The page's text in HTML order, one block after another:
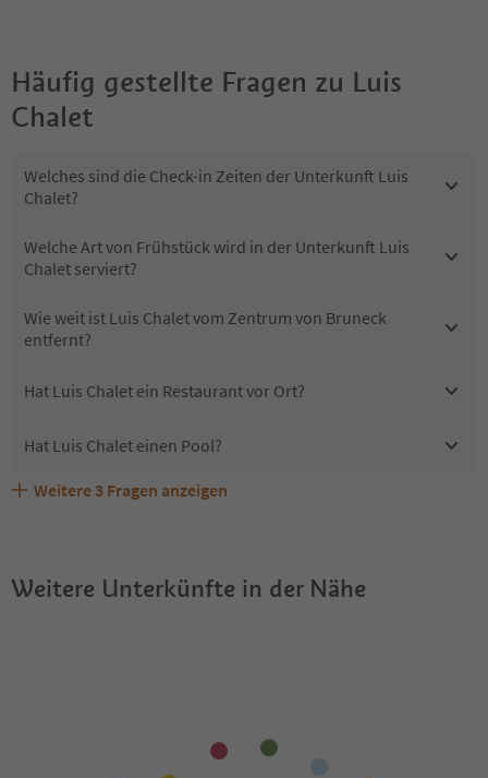
Häufig gestellte Fragen zu Luis
Chalet
Welches sind die Check-in Zeiten der Unterkunft Luis
Chalet?
Welche Art von Frühstück wird in der Unterkunft Luis
Chalet serviert?
Wie weit ist Luis Chalet vom Zentrum von Bruneck
entfernt?
Hat Luis Chalet ein Restaurant vor Ort?
Hat Luis Chalet einen Pool?
Sind Haustiere in der Unterkunft Luis Chalet erlaubt?
Welche Services bietet Luis Chalet?
Erhalten die Gäste von Luis Chalet einen Südtirol
Weitere 3 Fragen anzeigen
Weitere Unterkünfte in der Nähe